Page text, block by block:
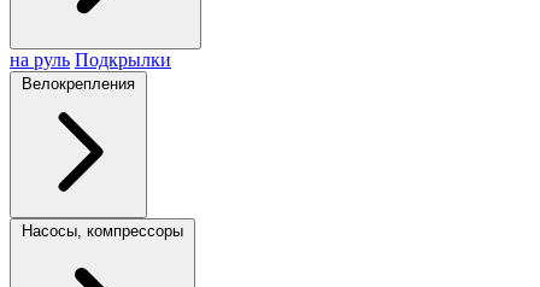
на руль Подкрылки
Велокрепления
Насосы, компрессоры